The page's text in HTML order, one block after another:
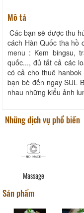
Mô tả
Các bạn sẽ được thu
cách Hàn Quốc tha hồ
menu : Kem bingsu,
quốc..., đủ tất cả các
có cả cho thuê
bạn bè đến ngay SUL
nhau những kiểu ảnh
Những dịch vụ phổ biến
Massage
Sản phẩm